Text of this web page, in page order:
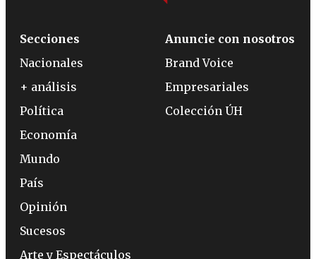
Secciones
Nacionales
+ análisis
Política
Economía
Mundo
País
Opinión
Sucesos
Arte y Espectáculos
Anuncie con nosotros
Brand Voice
Empresariales
Colección ÚH